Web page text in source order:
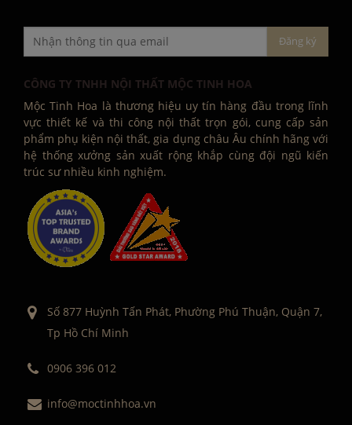
CÔNG TY TNHH NỘI THẤT MỘC TINH HOA
Mộc Tinh Hoa là thương hiệu uy tín hàng đầu trong lĩnh
vực thiết kế và thi công nội thất trọn gói, cung cấp sản
phẩm phụ kiện nội thất, gia dụng châu Âu chính hãng với
hệ thống xưởng sản xuất rộng khắp cùng đội ngũ kiến
trúc sư nhiều kinh nghiệm.
Số 877 Huỳnh Tấn Phát, Phường Phú Thuận, Quận 7,
Tp Hồ Chí Minh
0906 396 012
info@moctinhhoa.vn